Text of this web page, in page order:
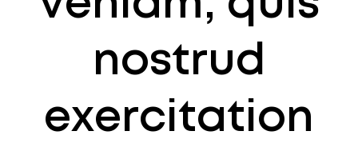
nostrud
exercitation